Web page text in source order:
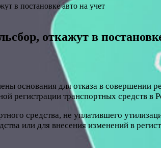
в постановке авто на учет
откажут в
основания для отказа в совершении
регистрации транспортных средств
средства, не уплатившего
или для внесения изменений в